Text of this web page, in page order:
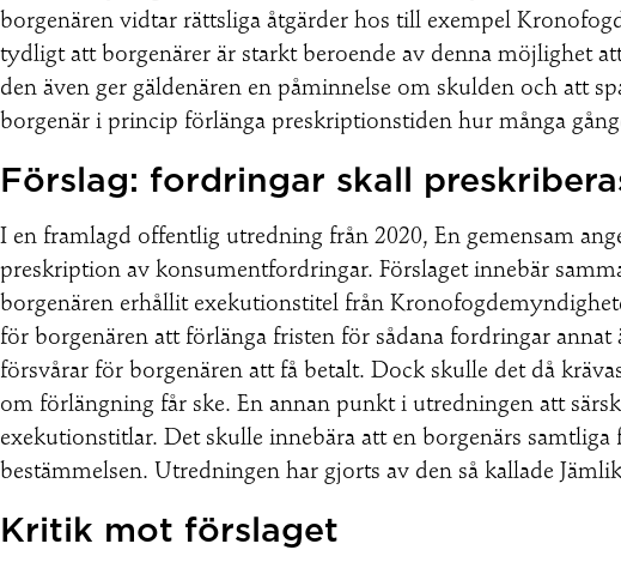
borgenären vidtar rättsliga åtgärder hos till exempel
tydligt att borgenärer är starkt beroende av denna möjlighet
den även ger gäldenären en påminnelse om skulden och att
borgenär i princip förlänga preskriptionstiden hur många
Förslag: fordringar skall
I en framlagd offentlig utredning från 2020, En gemensam
preskription av konsumentfordringar. Förslaget innebär
borgenären erhållit exekutionstitel från
för borgenären att förlänga fristen för sådana fordringar
försvårar för borgenären att få betalt. Dock skulle det då
om förlängning får ske. En annan punkt i utredningen att
exekutionstitlar. Det skulle innebära att en borgenärs
bestämmelsen. Utredningen har gjorts av den så kallade
Kritik mot förslaget